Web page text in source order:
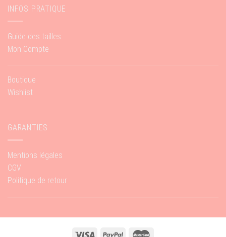
INFOS PRATIQUE
Guide des tailles
Mon Compte
Boutique
Wishlist
GARANTIES
Mentions légales
CGV
Politique de retour